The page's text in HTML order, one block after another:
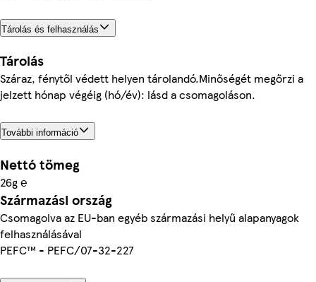
Tárolás és felhasználás
Tárolás
Száraz, fénytől védett helyen tárolandó.Minőségét megőrzi a
jelzett hónap végéig (hó/év): lásd a csomagoláson.
További információ
Nettó tömeg
26g ℮
Származási ország
Csomagolva az EU-ban egyéb származási helyű alapanyagok
felhasználásával
PEFC™ - PEFC/07-32-227